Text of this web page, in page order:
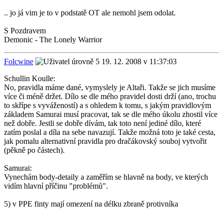
.. jo já vim je to v podstatě OT ale nemohl jsem odolat.
S Pozdravem
Demonic - The Lonely Warrior
Folcwine
19. 12. 2008 v 11:37:03
Schullin Koulle:
No, pravidla máme dané, vymyslely je Altaři. Takže se jich musíme
více či méně držet. Dílo se dle mého pravidel dosti drží (ano, trochu
to skřípe s vyvážeností) a s ohledem k tomu, s jakým pravidlovým
základem Samurai musí pracovat, tak se dle mého úkolu zhostil více
než dobře. Jestli se dobře dívám, tak toto není jediné dílo, které
zatím poslal a díla na sebe navazují. Takže možná toto je také cesta,
jak pomalu alternativní pravidla pro dračákovský souboj vytvořit
(pěkně po částech).
Samurai:
Vynechám body-detaily a zaměřím se hlavně na body, ve kterých
vidím hlavní příčinu "problémů".
5) v PPE finty mají omezení na délku zbraně protivníka